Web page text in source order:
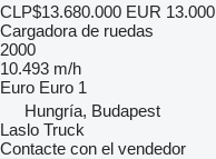
CLP$13.680.000 EUR 13.000
Cargadora de ruedas
2000
10.493 m/h
Euro Euro 1
Hungría, Budapest
Laslo Truck
Contacte con el vendedor